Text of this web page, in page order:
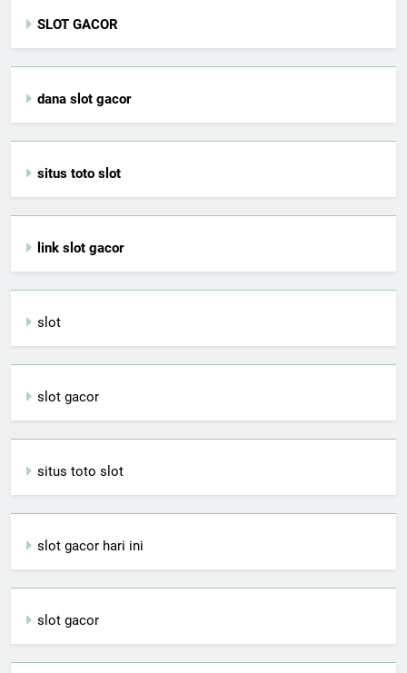
SLOT GACOR
dana slot gacor
situs toto slot
link slot gacor
slot
slot gacor
situs toto slot
slot gacor hari ini
slot gacor